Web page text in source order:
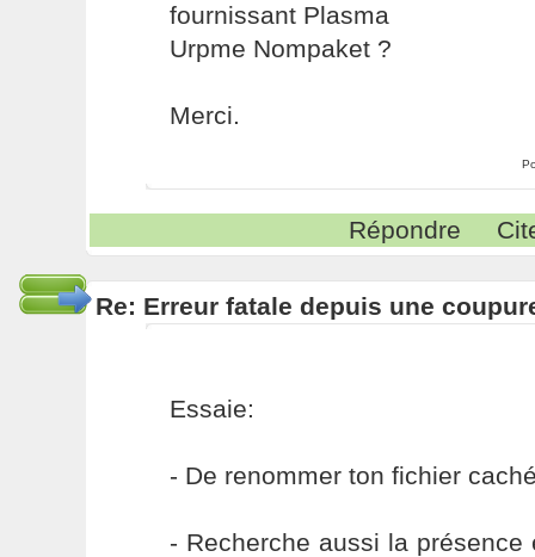
fournissant Plasma
Urpme Nompaket ?
Merci.
Répondre
Re: Erreur fatale depuis une
Essaie:
- De renommer ton fichier
- Recherche aussi la présence